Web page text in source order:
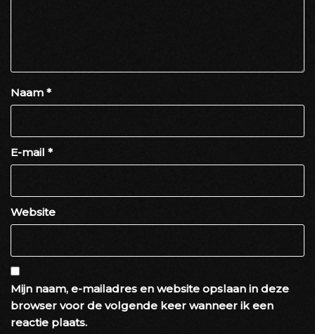
Naam *
E-mail *
Website
Mijn naam, e-mailadres en website opslaan in deze
browser voor de volgende keer wanneer ik een
reactie plaats.